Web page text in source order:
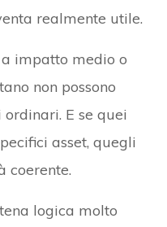
realmente utile.
impatto medio o
non possono
E se quei
asset, quegli
coerente.
logica molto